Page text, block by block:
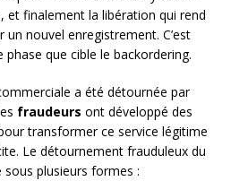
et finalement la libération qui rend
nouvel enregistrement. C’est
que cible le backordering.
a été détournée par
fraudeurs ont développé des
transformer ce service légitime
Le détournement frauduleux du
plusieurs formes :